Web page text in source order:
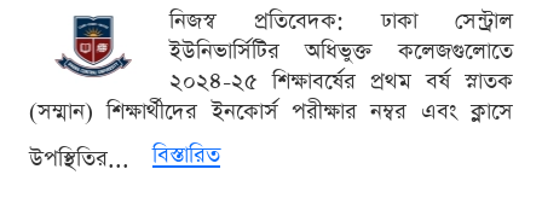
নিজস্ব প্রতিবেদক: ঢাকা সেন্ট্রাল
ইউনিভার্সিটির অধিভুক্ত কলেজগুলোতে
২০২৪-২৫ শিক্ষাবর্ষের প্রথম বর্ষ স্নাতক
(সম্মান) শিক্ষার্থীদের ইনকোর্স পরীক্ষার নম্বর এবং ক্লাসে
উপস্থিতির...
বিস্তারিত